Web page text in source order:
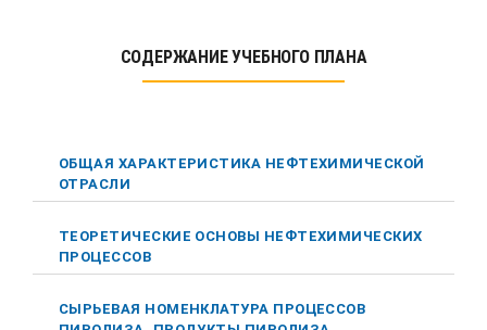
СОДЕРЖАНИЕ УЧЕБНОГО ПЛАНА
ОБЩАЯ ХАРАКТЕРИСТИКА НЕФТЕХИМИЧЕСКОЙ
ОТРАСЛИ
ТЕОРЕТИЧЕСКИЕ ОСНОВЫ НЕФТЕХИМИЧЕСКИХ
ПРОЦЕССОВ
СЫРЬЕВАЯ НОМЕНКЛАТУРА ПРОЦЕССОВ